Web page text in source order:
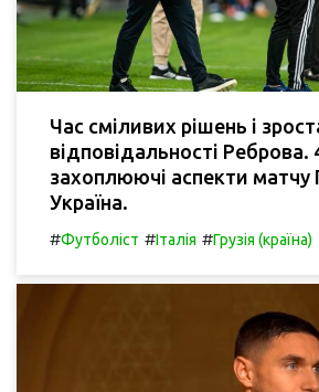
Час сміливих рішень і
відповідальності Реброва.
захоплюючі аспекти матчу
Україна.
#Футболіст #Італія #Грузія (країна)